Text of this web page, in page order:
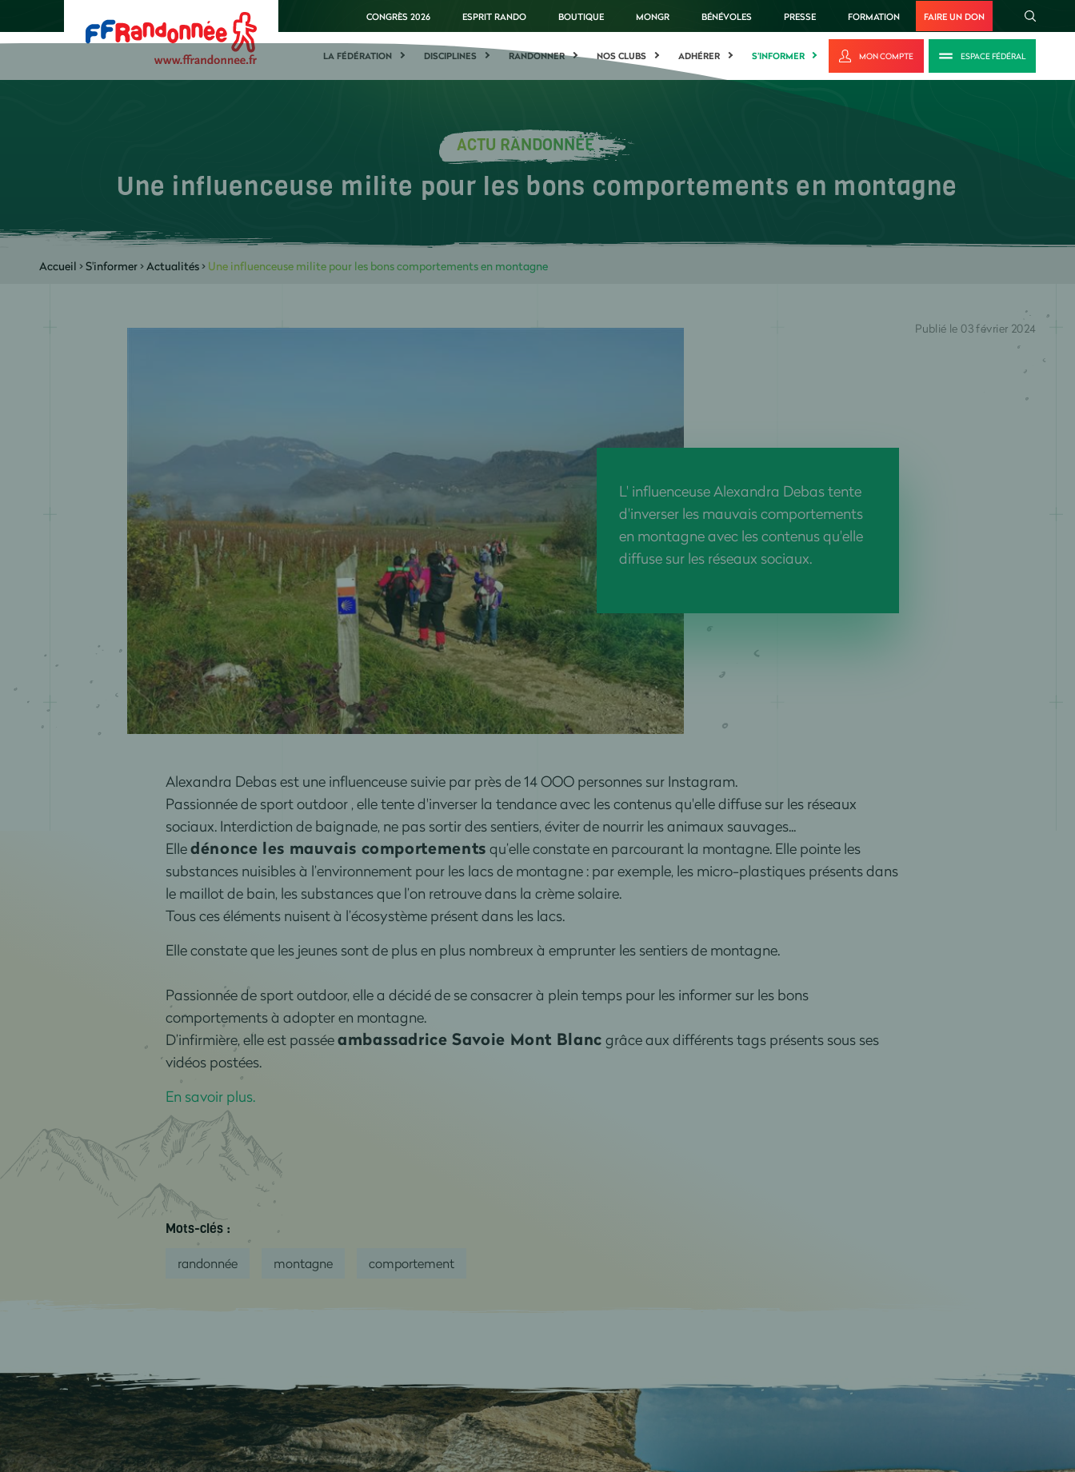
CONGRÈS 2026 ESPRIT RANDO BOUTIQUE MONGR BÉNÉVOLES PRESSE FORMATION FAIRE UN DON
LA FÉDÉRATION DISCIPLINES RANDONNER NOS CLUBS ADHÉRER S'INFORMER MON COMPTE ESPACE FÉDÉRAL
ACTU RANDONNÉE
Une influenceuse milite pour les bons comportements en montagne
Accueil >S'informer>Actualités> Une influenceuse milite pour les bons comportements en montagne
L' influenceuse Alexandra Debas tente
d'inverser les mauvais comportements
en montagne avec les contenus qu'elle
diffuse sur les réseaux sociaux.
Publié le 03 février 2024
Alexandra Debas est une influenceuse suivie par près de 14 OOO personnes sur Instagram.
Passionnée de sport outdoor , elle tente d'inverser la tendance avec les contenus qu'elle diffuse sur les réseaux
sociaux. Interdiction de baignade, ne pas sortir des sentiers, éviter de nourrir les animaux sauvages...
Elledénonce les mauvais comportements qu’elle constate en parcourant la montagne. Elle pointe les
substances nuisibles à l’environnement pour les lacs de montagne : par exemple, les micro-plastiques présents dans
le maillot de bain, les substances que l’on retrouve dans la crème solaire.
Tous ces éléments nuisent à l’écosystème présent dans les lacs.
Elle constate que les jeunes sont de plus en plus nombreux à emprunter les sentiers de montagne.
Passionnée de sport outdoor, elle a décidé de se consacrer à plein temps pour les informer sur les bons
comportements à adopter en montagne.
D’infirmière, elle est passéeambassadrice Savoie Mont Blanc grâce aux différents tags présents sous ses
vidéos postées.
En savoir plus.
Mots-clés :
randonnée montagne comportement